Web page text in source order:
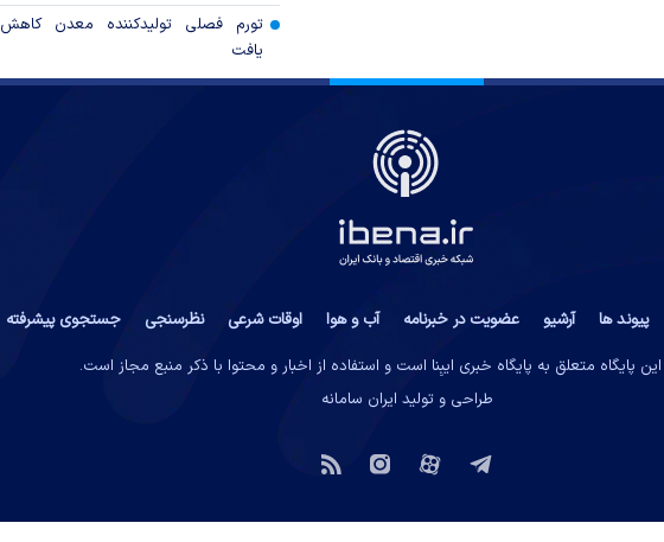
تورم فصلی تولیدکننده معدن کاهش
یافت
پیوند ها آرشیو عضویت در خبرنامه آب و هوا اوقات شرعی نظرسنجی
جستجوی پیشرفته
پایگاه متعلق به پایگاه خبری ایبِنا است و استفاده از اخبار و محتوا با ذکر منبع مجاز است.
طراحی و تولید ایران سامانه